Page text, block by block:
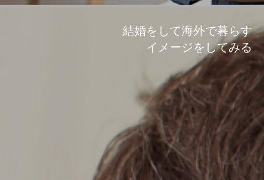
結婚をして海外で暮らす
イメージをしてみる